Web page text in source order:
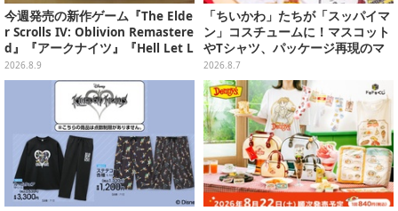
今週発売の新作ゲーム『The Elde
r Scrolls IV: Oblivion Remastere
d』『アークナイツ』『Hell Let L
oose: Vietnam』他
2026.8.9
「ちいかわ」たちが「スッパイマ
ン」コスチュームに！マスコット
やTシャツ、パッケージ再現のマ
グネットなど全5アイテム
2026.8.7